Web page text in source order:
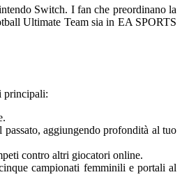
Switch. I fan che preordinano la
Ultimate Team sia in EA SPORTS
principali:
aggiungendo profondità al tuo
contro altri giocatori online.
campionati femminili e portali al